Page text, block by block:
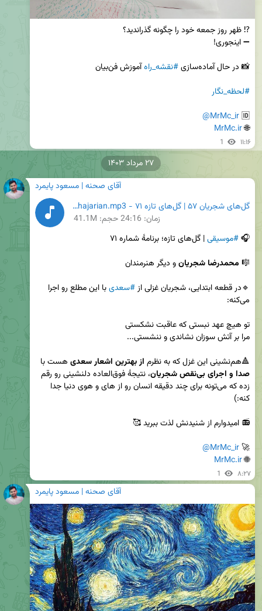
📸 در حال آماده‌سازی
#نقشه_راه
#لحظه_نگار
🆔
@MrMc_ir
🌐
MrMc.ir
1 ۱۱:۱۶
آقای صحنه | مسعود پایمرد
گل‌های شجریان ۵۷ | گل‌های تازه ۷۱ - Mohammad Reza Shajarian.mp3
زمان: 24:16حجم: 41.1M
🎧 #موسیقی
🎼 محمدرضا شجریان
🔹در قطعه ابتدایی، شجریان غزلی از #سعدی
🔺هم‌نشینی این غزل که به نظرم
از بهترین اشعار سعدی هست با
صدا و اجرای بی‌نقص شجریان
🚀
@MrMc_ir
🌐
MrMc.ir
1 ۸:۲۷
۲۷ مرداد ۱۴۰۳
آقای صحنه | مسعود پایمرد